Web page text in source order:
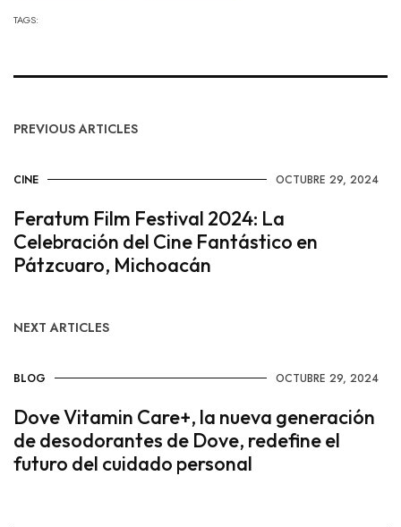
TAGS:
PREVIOUS ARTICLES
CINE OCTUBRE 29, 2024
Feratum Film Festival 2024: La
Celebración del Cine Fantástico en
Pátzcuaro, Michoacán
NEXT ARTICLES
BLOG OCTUBRE 29, 2024
Dove Vitamin Care+, la nueva generación
de desodorantes de Dove, redefine el
futuro del cuidado personal